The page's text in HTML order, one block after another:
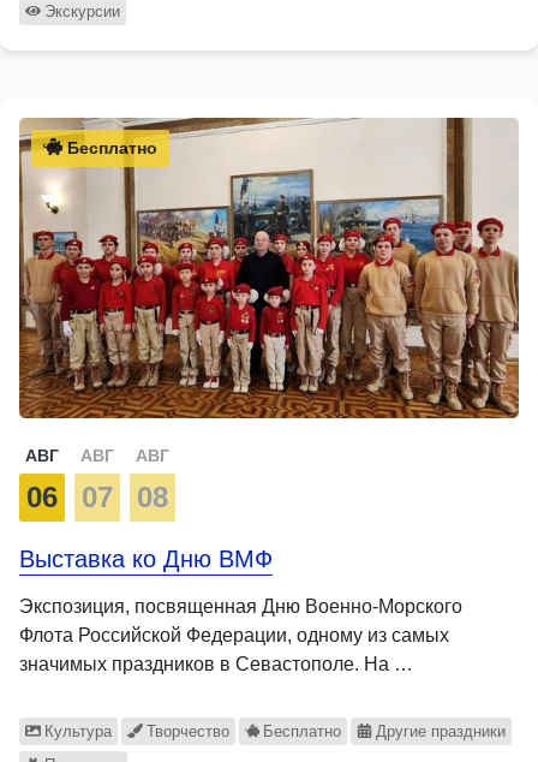
Экскурсии
Бесплатно
АВГ
06
АВГ
07
АВГ
08
Выставка ко Дню ВМФ
Экспозиция, посвященная Дню Военно-Морского
Флота Российской Федерации, одному из самых
значимых праздников в Севастополе. На …
Культура Творчество Бесплатно
Другие праздники